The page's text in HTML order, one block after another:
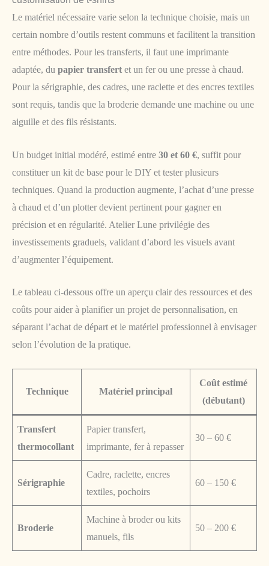
Le matériel nécessaire varie selon la technique choisie, mais un
certain nombre d’outils restent communs et facilitent la transition
entre méthodes. Pour les transferts, il faut une imprimante
adaptée, du papier transfert et un fer ou une presse à chaud.
Pour la sérigraphie, des cadres, une raclette et des encres textiles
sont requis, tandis que la broderie demande une machine ou une
aiguille et des fils résistants.
Un budget initial modéré, estimé entre 30 et 60 €, suffit pour
constituer un kit de base pour le DIY et tester plusieurs
techniques. Quand la production augmente, l’achat d’une presse
à chaud et d’un plotter devient pertinent pour gagner en
précision et en régularité. Atelier Lune privilégie des
investissements graduels, validant d’abord les visuels avant
d’augmenter l’équipement.
Le tableau ci-dessous offre un aperçu clair des ressources et des
coûts pour aider à planifier un projet de personnalisation, en
séparant l’achat de départ et le matériel professionnel à envisager
selon l’évolution de la pratique.
Technique Matériel principal
Coût estimé
(débutant)
Transfert
thermocollant
Papier transfert,
imprimante, fer à repasser
30 – 60 €
Sérigraphie
Cadre, raclette, encres
textiles, pochoirs
60 – 150 €
Broderie
Machine à broder ou kits
manuels, fils
50 – 200 €